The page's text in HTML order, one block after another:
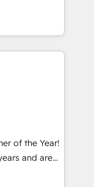
and para
organizar
é
da HubSpot
com nota
50% na
em
of the Year!
and are
technically